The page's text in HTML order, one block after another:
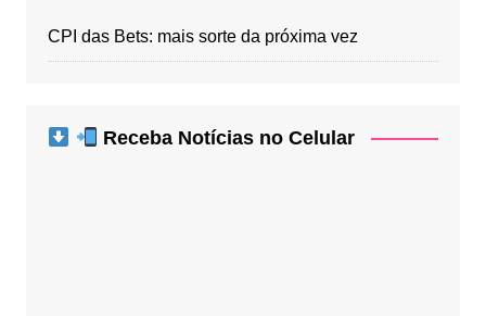
CPI das Bets: mais sorte da próxima vez
Receba Notícias no Celular